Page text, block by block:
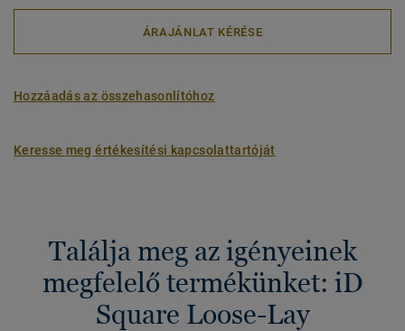
ÁRAJÁNLAT KÉRÉSE
Hozzáadás az összehasonlítóhoz
Keresse meg értékesítési kapcsolattartóját
Találja meg az igényeinek
megfelelő termékünket: iD
Square Loose-Lay